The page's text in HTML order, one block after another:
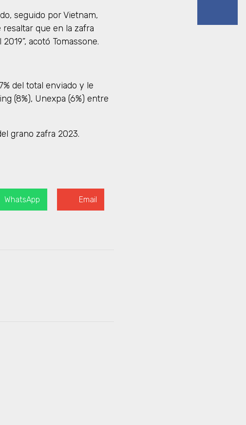
seguido por Vietnam,
que en la zafra
acotó Tomassone.
del total enviado y le
(8%), Unexpa (6%) entre
grano zafra 2023.
WhatsApp Email